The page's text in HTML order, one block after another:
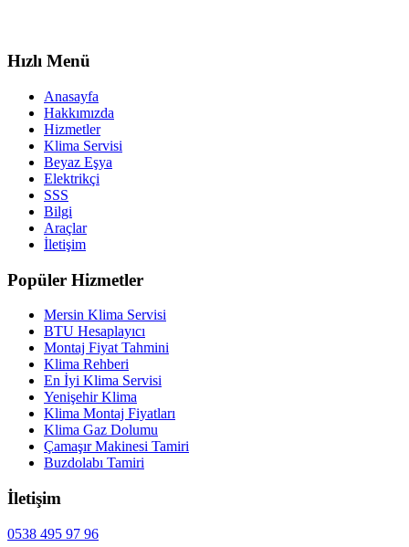
Hızlı Menü
Anasayfa
Hakkımızda
Hizmetler
Klima Servisi
Beyaz Eşya
Elektrikçi
SSS
Bilgi
Araçlar
İletişim
Popüler Hizmetler
Mersin Klima Servisi
BTU Hesaplayıcı
Montaj Fiyat Tahmini
Klima Rehberi
En İyi Klima Servisi
Yenişehir Klima
Klima Montaj Fiyatları
Klima Gaz Dolumu
Çamaşır Makinesi Tamiri
Buzdolabı Tamiri
İletişim
0538 495 97 96